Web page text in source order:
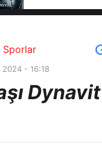
Sporlar
2024 - 16:18